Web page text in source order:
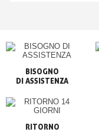
BISOGNO
RITORNO